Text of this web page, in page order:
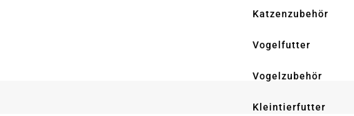
Katzenzubehör
Vogelfutter
Vogelzubehör
Kleintierfutter